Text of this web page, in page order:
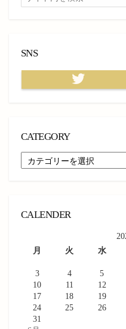
索
SNS
Twitter
CATEGORY
CATEGORY
CALENDER
月
火 水
3
4 5
10
11 12
17
18 19
24
25 26
31